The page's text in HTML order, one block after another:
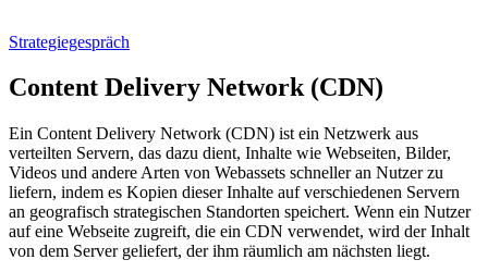
Strategiegespräch
Content Delivery Network (CDN)
Ein Content Delivery Network (CDN) ist ein Netzwerk aus
verteilten Servern, das dazu dient, Inhalte wie Webseiten, Bilder,
Videos und andere Arten von Webassets schneller an Nutzer zu
liefern, indem es Kopien dieser Inhalte auf verschiedenen Servern
an geografisch strategischen Standorten speichert. Wenn ein Nutzer
auf eine Webseite zugreift, die ein CDN verwendet, wird der Inhalt
von dem Server geliefert, der ihm räumlich am nächsten liegt.